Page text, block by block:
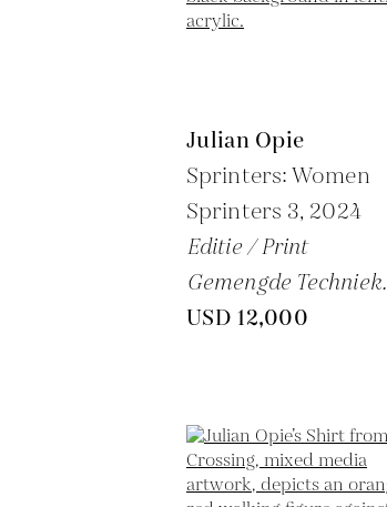
Julian Opie
Sprinters: Women
Sprinters 3, 2024
Editie / Print
Gemengde Techniek.
USD 12,000